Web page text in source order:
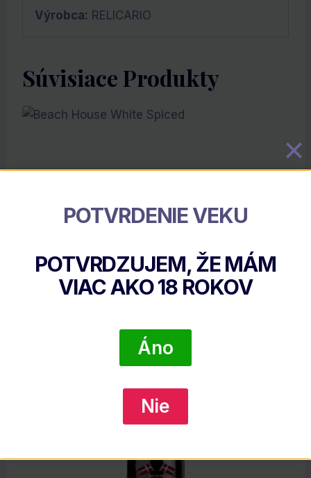
Výrobca: RELICARIO
Súvisiace Produkty
Beach House White Spiced
DETAIL PRODUKTU
POTVRDENIE VEKU
POTVRDZUJEM, ŽE MÁM
VIAC AKO18 ROKOV
Áno
Nie